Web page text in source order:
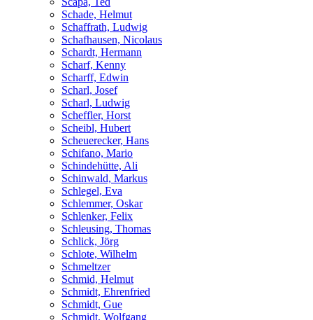
Schade, Helmut
Schaffrath, Ludwig
Schafhausen, Nicolaus
Schardt, Hermann
Scharf, Kenny
Scharff, Edwin
Scharl, Josef
Scharl, Ludwig
Scheffler, Horst
Scheibl, Hubert
Scheuerecker, Hans
Schifano, Mario
Schindehütte, Ali
Schinwald, Markus
Schlegel, Eva
Schlemmer, Oskar
Schlenker, Felix
Schleusing, Thomas
Schlick, Jörg
Schlote, Wilhelm
Schmeltzer
Schmid, Helmut
Schmidt, Ehrenfried
Schmidt, Gue
Schmidt, Wolfgang